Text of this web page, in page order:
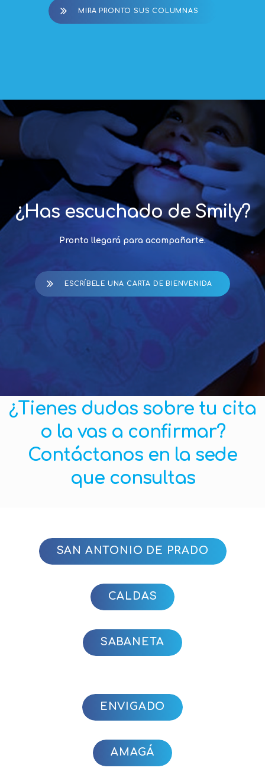
MIRA PRONTO SUS COLUMNAS
¿Has escuchado de Smily?
Pronto llegará para acompañarte.
ESCRÍBELE UNA CARTA DE BIENVENIDA
¿Tienes dudas sobre tu cita
o la vas a confirmar?
Contáctanos en la sede
que consultas
SAN ANTONIO DE PRADO
CALDAS
SABANETA
ENVIGADO
AMAGÁ